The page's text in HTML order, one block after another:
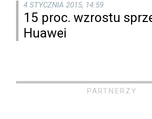
4 STYCZNIA 2015, 14:59
15 proc. wzrostu
Huawei
PARTNERZY